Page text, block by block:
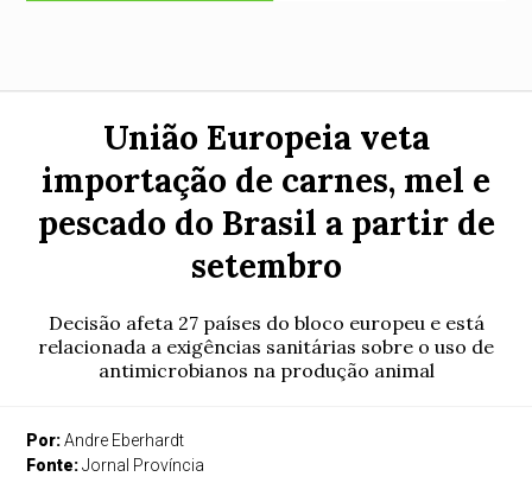
União Europeia veta
importação de carnes, mel e
pescado do Brasil a partir de
setembro
Decisão afeta 27 países do bloco europeu e está
relacionada a exigências sanitárias sobre o uso de
antimicrobianos na produção animal
Por:Andre Eberhardt
Fonte:Jornal Província